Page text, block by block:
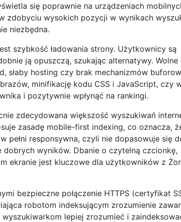
się poprawnie na urządzeniach
zdobyciu wysokich pozycji w wynikach
niezbędna.
szybkość ładowania strony. Użytkownicy są
ją opuszczą, szukając alternatywy. Wolne
słaby hosting czy brak mechanizmów
minifikację kodu CSS i JavaScript, czy
i pozytywnie wpłynąć na rankingi.
zdecydowana większość wyszukiwań
zasadę mobile-first indexing, co oznacza,
responsywna, czyli nie dopasowuje się
dobrych wyników. Dbanie o czytelną czcionkę,
ekranie jest kluczowe dla użytkowników z Żor
bezpieczne połączenie HTTPS (certyfikat
robotom indeksującym zrozumienie
lepiej zrozumieć i